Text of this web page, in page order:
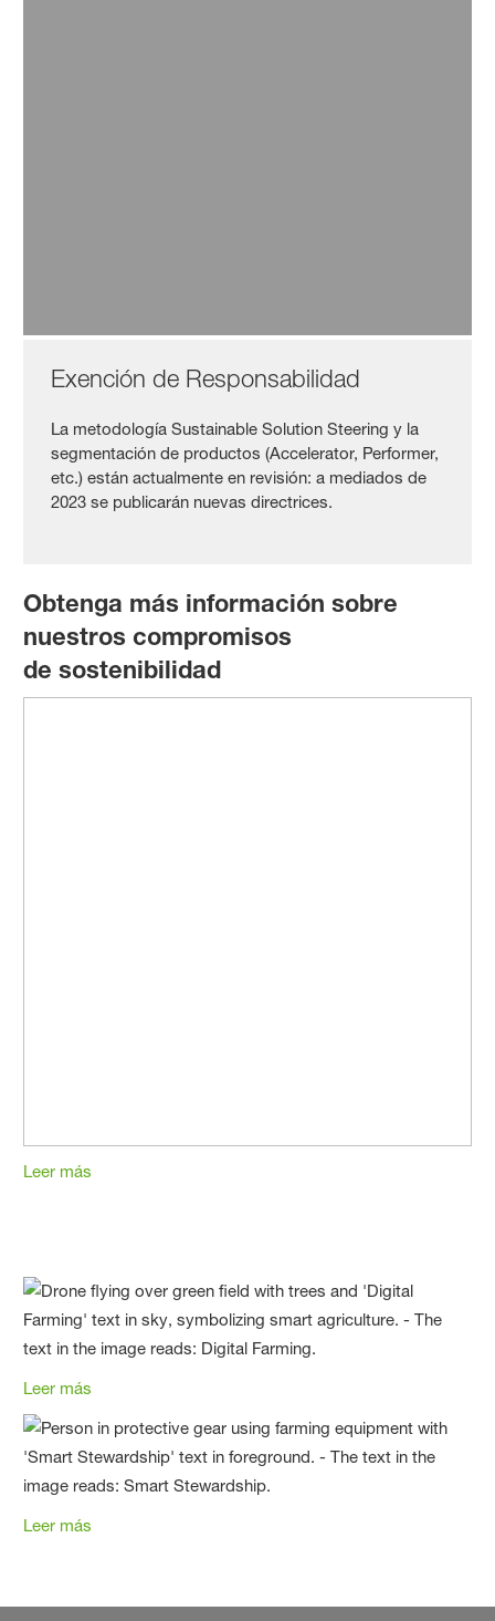
Exención de Responsabilidad
La metodología Sustainable Solution Steering y la
segmentación de productos (Accelerator, Performer,
etc.) están actualmente en revisión: a mediados de
2023 se publicarán nuevas directrices.
Obtenga más información sobre
nuestros compromisos
de sostenibilidad
Leer más
Leer más
Leer más